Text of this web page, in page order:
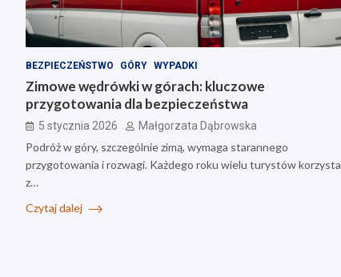
BEZPIECZEŃSTWO GÓRY WYPADKI
Zimowe wędrówki w górach: kluczowe
przygotowania dla bezpieczeństwa
5 stycznia 2026 Małgorzata Dąbrowska
Podróż w góry, szczególnie zimą, wymaga starannego
przygotowania i rozwagi. Każdego roku wielu turystów korzysta
z…
Czytaj dalej